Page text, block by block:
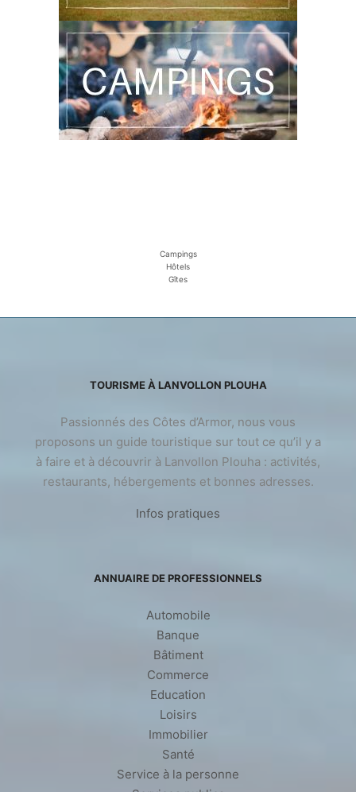
Campings
Hôtels
Gîtes
TOURISME À LANVOLLON PLOUHA
Passionnés des Côtes d’Armor, nous vous
proposons un guide touristique sur tout ce qu’il y a
à faire et à découvrir à Lanvollon Plouha : activités,
restaurants, hébergements et bonnes adresses.
Infos pratiques
ANNUAIRE DE PROFESSIONNELS
Automobile
Banque
Bâtiment
Commerce
Education
Loisirs
Immobilier
Santé
Service à la personne